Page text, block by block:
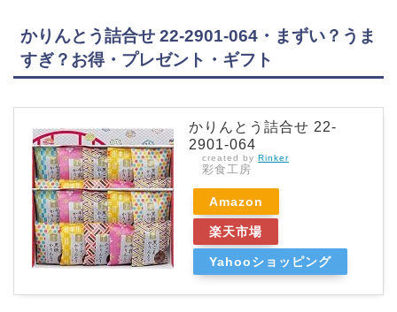
かりんとう詰合せ 22-2901-064・まずい？うま
すぎ？お得・プレゼント・ギフト
かりんとう詰合せ 22-
2901-064
created by Rinker
彩食工房
Amazon
楽天市場
Yahooショッピング